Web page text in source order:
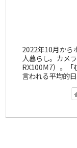
2022年10月から
人暮らし。カメ
RX100M7）。「
言われる平均的日